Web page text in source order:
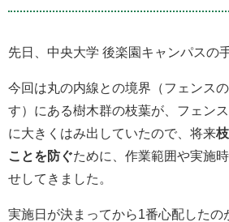
先日、中央大学 後楽園キャンパスの
今回は丸の内線との境界（フェンス
す）にある樹木群の枝葉が、フェン
に大きくはみ出していたので、将来
ことを防ぐために、作業範囲や実施
せしてきました。
実施日が決まってから1番心配したの